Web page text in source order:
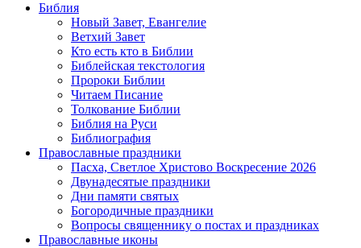
Библия
Новый Завет, Евангелие
Ветхий Завет
Кто есть кто в Библии
Библейская текстология
Пророки Библии
Читаем Писание
Толкование Библии
Библия на Руси
Библиография
Православные праздники
Пасха, Светлое Христово Воскресение 2026
Двунадесятые праздники
Дни памяти святых
Богородичные праздники
Вопросы священнику о постах и праздниках
Православные иконы